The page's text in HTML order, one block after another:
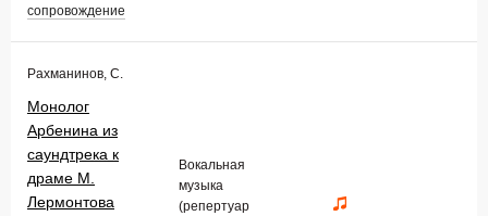
сопровождение
Рахманинов, С.
Монолог
Арбенина из
саундтрека к
драме М.
Лермонтова
Вокальная
музыка
(репертуар